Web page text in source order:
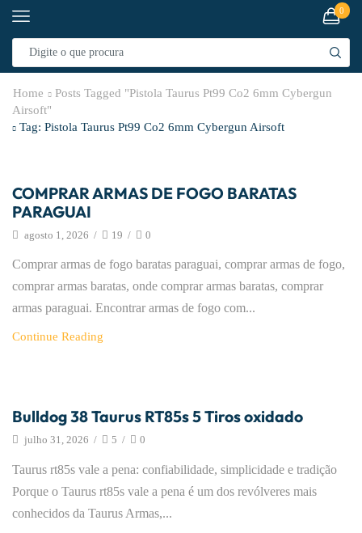
0
Home
Posts Tagged "pistola Taurus Pt99 Co2 6mm Cybergun
Airsoft"
Tag: Pistola Taurus Pt99 Co2 6mm Cybergun Airsoft
COMPRAR ARMAS DE FOGO BARATAS
PARAGUAI
agosto 1, 2026 / 19 / 0
Comprar armas de fogo baratas paraguai, comprar armas de fogo,
comprar armas baratas, onde comprar armas baratas, comprar
armas paraguai. Encontrar armas de fogo com...
Continue Reading
Bulldog 38 Taurus RT85s 5 Tiros oxidado
julho 31, 2026 / 5 / 0
Taurus rt85s vale a pena: confiabilidade, simplicidade e tradição
Porque o Taurus rt85s vale a pena é um dos revólveres mais
conhecidos da Taurus Armas,...